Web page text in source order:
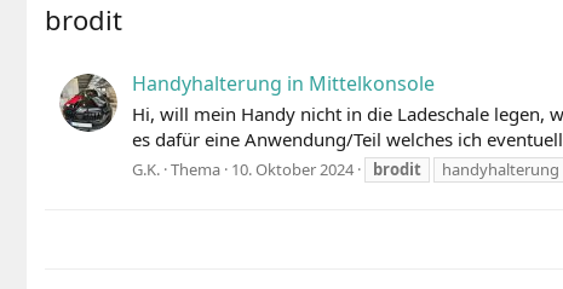
brodit
Handyhalterung in Mittelkonsole
Hi, will mein Handy nicht in die Ladeschale legen,
es dafür eine Anwendung/Teil welches ich
G.K. Thema 10. Oktober 2024 brodit handyhalterung